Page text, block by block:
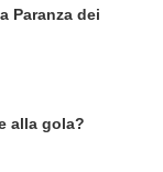
Paranza dei
alla gola?